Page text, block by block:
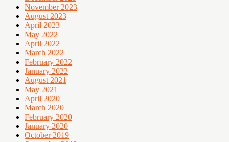
November 2023
August 2023
April 2023
May 2022
April 2022
March 2022
February 2022
January 2022
August 2021
May 2021
April 2020
March 2020
February 2020
January 2020
October 2019